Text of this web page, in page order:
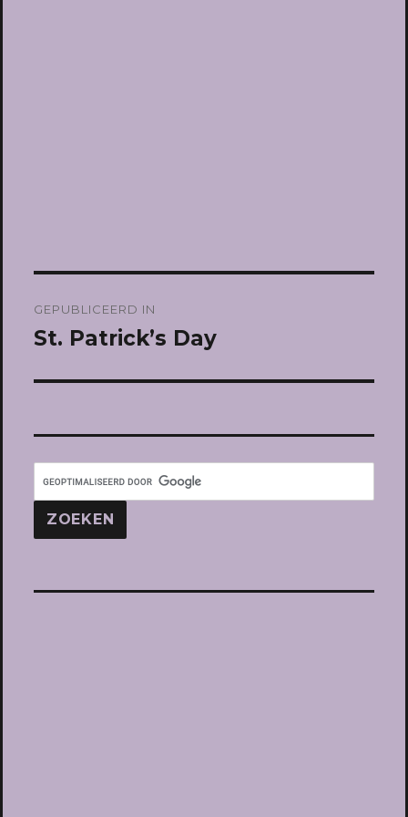
navigatie
GEPUBLICEERD IN
St. Patrick’s Day